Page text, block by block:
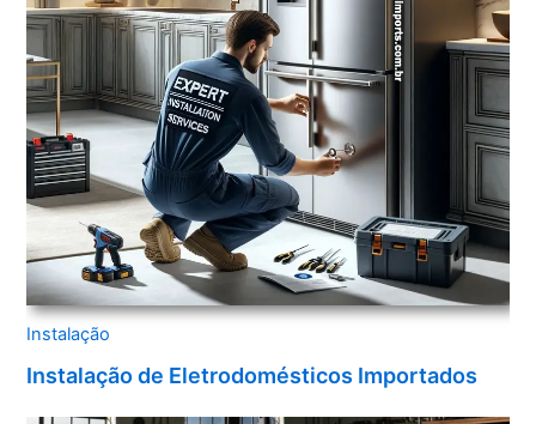
Instalação
Instalação de Eletrodomésticos Importados